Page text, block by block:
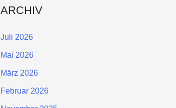
ARCHIV
Juli 2026
Mai 2026
März 2026
Februar 2026